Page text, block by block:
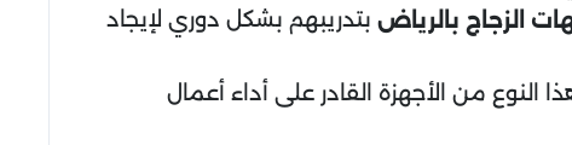
الزجاج بالرياض بتدريبهم بشكل دوري لإيجاد
النوع من الأجهزة القادر على أداء أعمال